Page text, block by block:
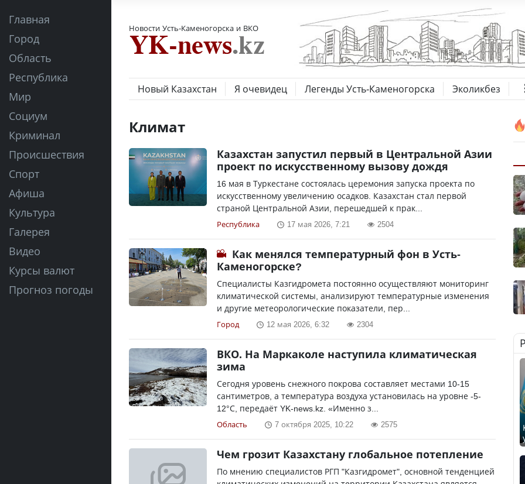
Главная
Город
Область
Республика
Мир
Социум
Криминал
Происшествия
Спорт
Афиша
Культура
Галерея
Видео
Курсы валют
Прогноз погоды
Новости Усть-Каменогорска и ВКО
Новый Казахстан Я очевидец Легенды Усть-Каменогорска Эколикбез
Климат
Казахстан запустил первый в Центральной Азии
проект по искусственному вызову дождя
16 мая в Туркестане состоялась церемония запуска проекта по
искусственному увеличению осадков. Казахстан стал первой
страной Центральной Азии, перешедшей к прак...
Республика 17 мая 2026, 7:21 2504
Как менялся температурный фон в Усть-
Каменогорске?
Специалисты Казгидромета постоянно осуществляют мониторинг
климатической системы, анализируют температурные изменения
и другие метеорологические показатели, пер...
Город 12 мая 2026, 6:32 2304
ВКО. На Маркаколе наступила климатическая
зима
Сегодня уровень снежного покрова составляет местами 10-15
сантиметров, а температура воздуха установилась на уровне -5-
12°С, передаёт YK-news.kz. «Именно з...
Область 7 октября 2025, 10:22 2575
Чем грозит Казахстану глобальное потепление
По мнению специалистов РГП "Казгид­ромет", основной тенденцией